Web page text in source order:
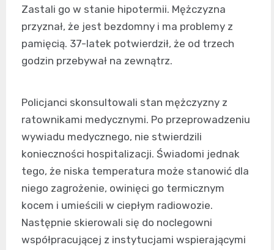
Zastali go w stanie hipotermii. Mężczyzna
przyznał, że jest bezdomny i ma problemy z
pamięcią. 37-latek potwierdził, że od trzech
godzin przebywał na zewnątrz.
Policjanci skonsultowali stan mężczyzny z
ratownikami medycznymi. Po przeprowadzeniu
wywiadu medycznego, nie stwierdzili
konieczności hospitalizacji. Świadomi jednak
tego, że niska temperatura może stanowić dla
niego zagrożenie, owinięci go termicznym
kocem i umieścili w ciepłym radiowozie.
Następnie skierowali się do noclegowni
współpracującej z instytucjami wspierającymi